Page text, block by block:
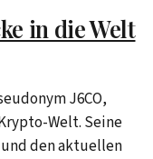
in die Welt
J6CO,
Welt. Seine
den aktuellen